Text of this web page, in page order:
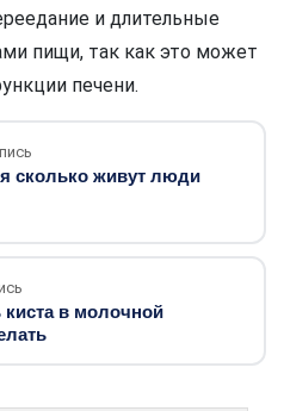
и длительные
пищи, так как это может
печени.
сколько живут люди
в молочной